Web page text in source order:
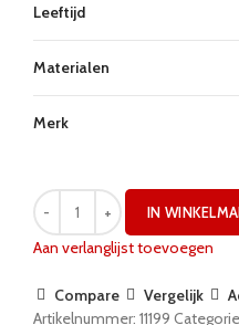
Leeftijd
Materialen
Merk
IN
Aan verlanglijst toevoegen
Compare Vergelijk
Artikelnummer: 11199